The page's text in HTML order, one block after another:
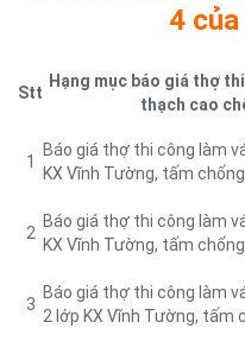
4
Stt
Hạng mục báo giá thợ
thạch cao
1
Báo giá thợ thi công làm
KX Vĩnh Tường, tấm
2
Báo giá thợ thi công làm
KX Vĩnh Tường, tấm
3
Báo giá thợ thi công làm
2 lớp KX Vĩnh Tường, tấm